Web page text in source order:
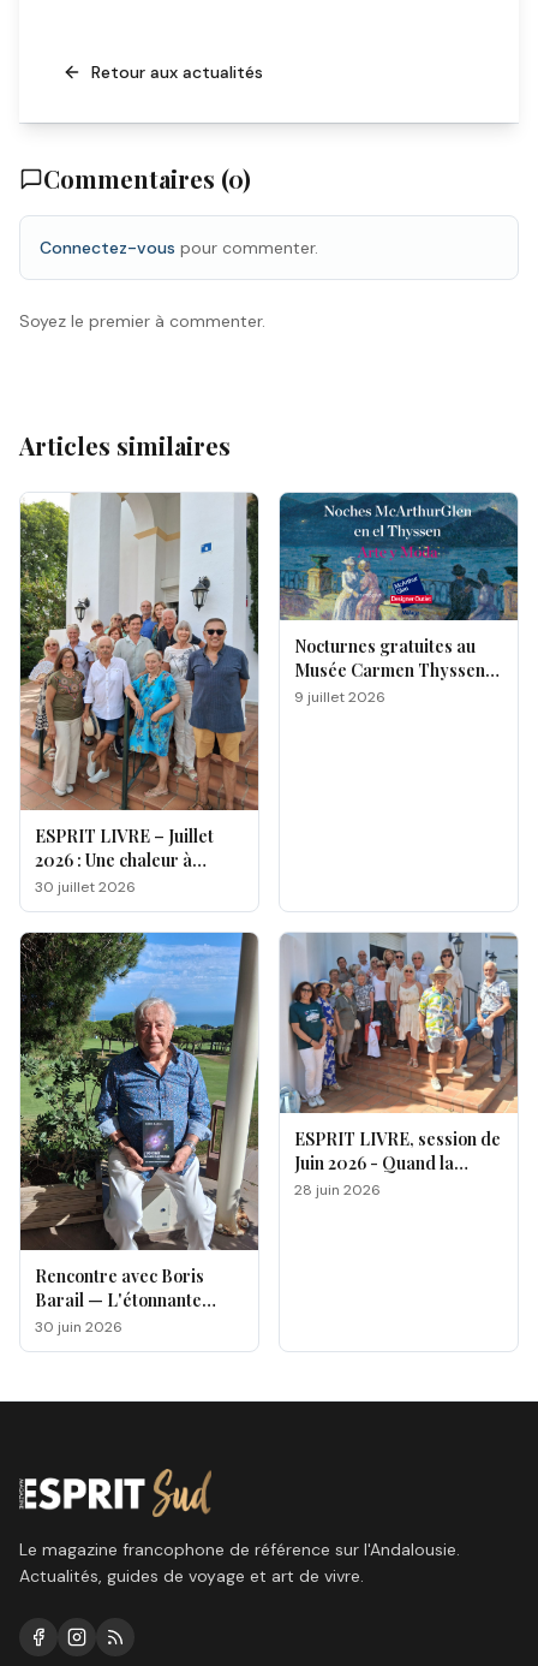
Retour aux actualités
Commentaires (0)
Connectez-vous pour commenter.
Soyez le premier à commenter.
Articles similaires
ESPRIT LIVRE – Juillet
2026 : Une chaleur à
double facette
30 juillet 2026
Nocturnes gratuites au
Musée Carmen Thyssen
de Málaga
9 juillet 2026
Rencontre avec Boris
Barail — L'étonnante
odyssée d'un électron
voyageur
30 juin 2026
ESPRIT LIVRE, session de
Juin 2026 - Quand la
magie opère !
28 juin 2026
Le magazine francophone de référence sur l'Andalousie.
Actualités, guides de voyage et art de vivre.